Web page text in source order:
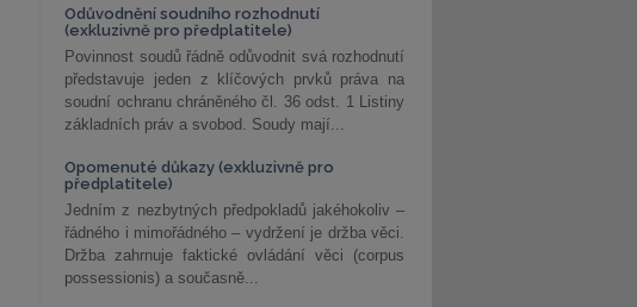
Odůvodnění soudního rozhodnutí
(exkluzivně pro předplatitele)
Povinnost soudů řádně odůvodnit svá rozhodnutí
představuje jeden z klíčových prvků práva na
soudní ochranu chráněného čl. 36 odst. 1 Listiny
základních práv a svobod. Soudy mají...
Opomenuté důkazy (exkluzivně pro
předplatitele)
Jedním z nezbytných předpokladů jakéhokoliv –
řádného i mimořádného – vydržení je držba věci.
Držba zahrnuje faktické ovládání věci (corpus
possessionis) a současně...